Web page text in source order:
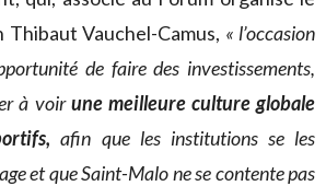
Thibaut Vauchel-Camus, « l’occasion
de faire des investissements,
à voirune meilleure culture globale
afin que les institutions se les
et que Saint-Malo ne se contente pas